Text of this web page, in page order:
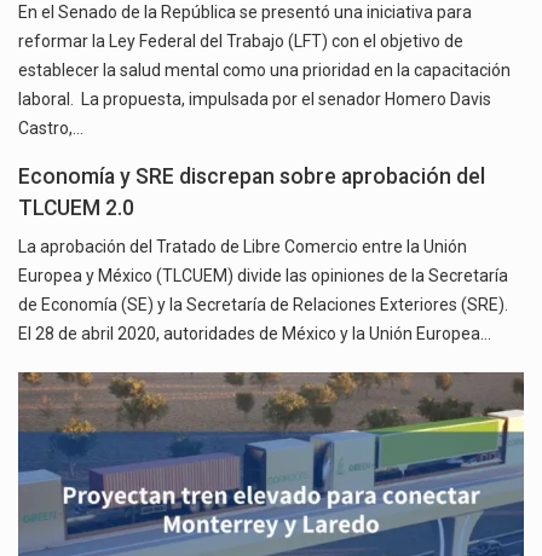
En el Senado de la República se presentó una iniciativa para
reformar la Ley Federal del Trabajo (LFT) con el objetivo de
establecer la salud mental como una prioridad en la capacitación
laboral. La propuesta, impulsada por el senador Homero Davis
Castro,…
Economía y SRE discrepan sobre aprobación del
TLCUEM 2.0
La aprobación del Tratado de Libre Comercio entre la Unión
Europea y México (TLCUEM) divide las opiniones de la Secretaría
de Economía (SE) y la Secretaría de Relaciones Exteriores (SRE).
El 28 de abril 2020, autoridades de México y la Unión Europea…